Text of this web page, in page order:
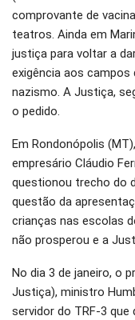
comprovante de
teatros. Ainda em
justiça para voltar a
exigência aos
nazismo. A Justiça,
o pedido.
Em Rondonópolis
empresário Cláudio
questionou trecho do
questão da
crianças nas escolas
não prosperou e a
No dia 3 de janeiro, o
Justiça), ministro
servidor do TRF-3